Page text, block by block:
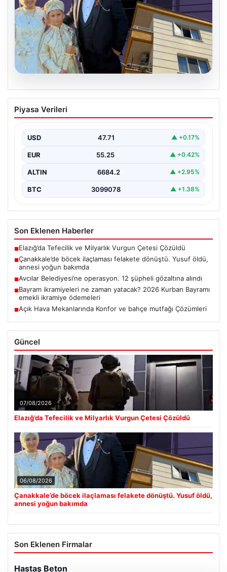
Çanakkale’de böcek ilaçlaması felakete
dönüştü. Yusuf öldü, annesi yoğun
Piyasa Verileri
USD 47.71 ▲ +0.17%
EUR 55.25 ▲ +0.42%
ALTIN 6684.2 ▲ +2.95%
BTC 3099078 ▲ +1.38%
Son Eklenen Haberler
■Elazığ’da Tefecilik ve Milyarlık Vurgun Çetesi Çözüldü
■Çanakkale’de böcek ilaçlaması felakete dönüştü. Yusuf öldü,
annesi yoğun bakımda
■Avcılar Belediyesi’ne operasyon. 12 şüpheli gözaltına alındı
■Bayram ikramiyeleri ne zaman yatacak? 2026 Kurban Bayramı
emekli ikramiye ödemeleri
■Açık Hava Mekanlarında Konfor ve bahçe mutfağı Çözümleri
Güncel
07/08/2026
Elazığ’da Tefecilik ve Milyarlık Vurgun Çetesi Çözüldü
06/08/2026
Çanakkale’de böcek ilaçlaması felakete dönüştü. Yusuf öldü,
annesi yoğun bakımda
Son Eklenen Firmalar
Hastaş Beton